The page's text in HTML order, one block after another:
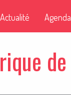
Actualité